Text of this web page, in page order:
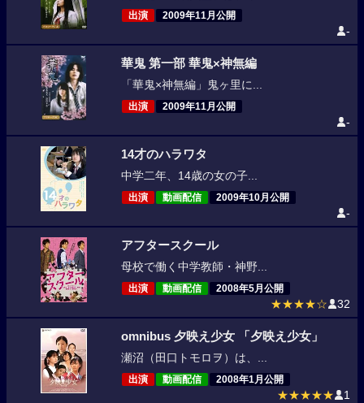
出演 2009年11月公開
-
華鬼 第一部 華鬼×神無編
「華鬼×神無編」鬼ヶ里に...
出演 2009年11月公開
-
14才のハラワタ
中学二年、14歳の女の子...
出演 動画配信 2009年10月公開
-
アフタースクール
母校で働く中学教師・神野...
出演 動画配信 2008年5月公開
★★★★☆ 32
omnibus 夕映え少女 「夕映え少女」
瀬沼（田口トモロヲ）は、...
出演 動画配信 2008年1月公開
★★★★★ 1